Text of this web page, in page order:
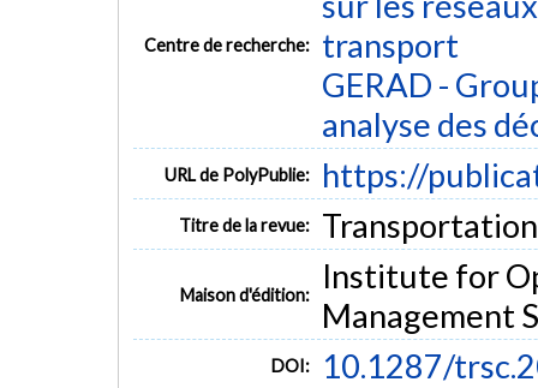
Centre de recherche:
transport
GERAD -
analyse des
URL de PolyPublie: https://
Titre de la revue:
Maison d'édition:
Institute for
Management
DOI: 10.1287/